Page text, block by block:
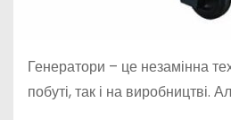
Генератори – це незамінна
побуті, так і на виробництві.